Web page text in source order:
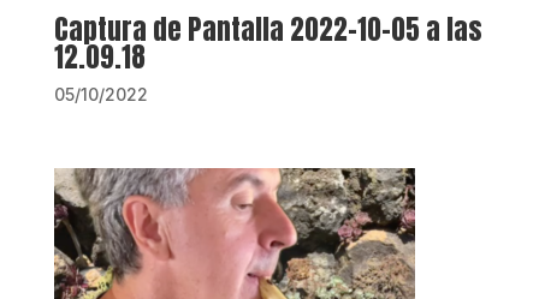
Captura de Pantalla 2022-10-05 a las
12.09.18
05/10/2022